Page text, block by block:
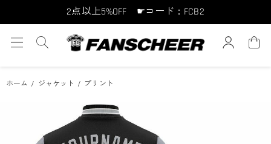
10点以上10%OFF ☛コード：FCB10
15点以上15%OFF ☛コード：FCB15
ホーム ジャケット プリント